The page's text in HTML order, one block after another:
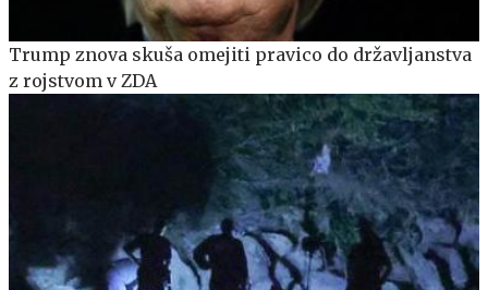
Trump znova skuša omejiti pravico do državljanstva
z rojstvom v ZDA